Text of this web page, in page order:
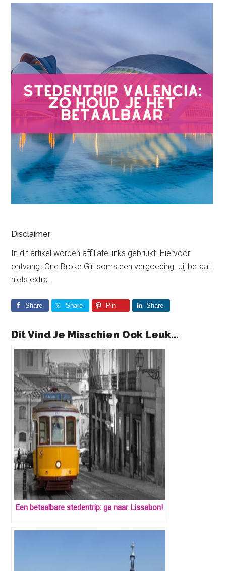
Disclaimer
In dit artikel worden affiliate links gebruikt. Hiervoor
ontvangt One Broke Girl soms een vergoeding. Jij betaalt
niets extra.
Share Share Pin Share
Dit Vind Je Misschien Ook Leuk...
Een betaalbare stedentrip: ga naar Lissabon!